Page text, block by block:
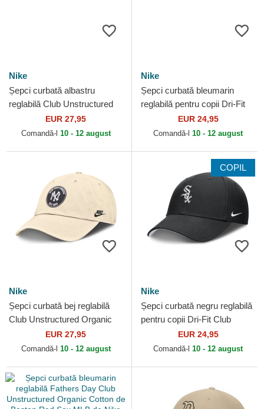
Nike
Șepci curbată albastru
reglabilă Club Unstructured
de Los Angeles Dodgers
MLB de Nike
EUR 27,95
Comandă-l 10 - 12 august
Nike
Șepci curbată bleumarin
reglabilă pentru copii Dri-Fit
Club Structured de Boston
Red Sox MLB de Nike
EUR 24,95
Comandă-l 10 - 12 august
Nike
Șepci curbată bej reglabilă
Club Unstructured Organic
Cotton de New York Yankees
MLB de Nike
EUR 27,95
Comandă-l 10 - 12 august
COPIL
Nike
Șepci curbată negru reglabilă
pentru copii Dri-Fit Club
Structured de Chicago White
Sox MLB de Nike
EUR 24,95
Comandă-l 10 - 12 august